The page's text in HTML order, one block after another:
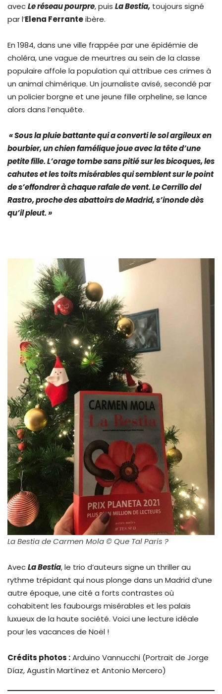
avecLe réseau pourpre, puis La Bestia, toujours signé
par l’Elena Ferranteibère.
En 1984, dans une ville frappée par une épidémie de
choléra, une vague de meurtres au sein de la classe
populaire affole la population qui attribue ces crimes à
un animal chimérique. Un journaliste avisé, secondé par
un policier borgne et une jeune fille orpheline, se lance
alors dans l’enquête.
«Sous la pluie battante qui a converti le sol argileux en
bourbier, un chien famélique joue avec la tête d’une
petite fille. L’orage tombe sans pitié sur les bicoques, les
cahutes et les toits misérables qui semblent sur le point
de s’effondrer à chaque rafale de vent. Le Cerrillo del
Rastro, proche des abattoirs de Madrid, s’inonde dès
qu’il pleut. »
La Bestia de Carmen Mola © Que Tal Paris ?
AvecLa Bestia, le trio d’auteurs signe un thriller au
rythme trépidant qui nous plonge dans un Madrid d’une
autre époque, une cité a forts contrastes où
cohabitent les faubourgs misérables et les palais
luxueux de la haute société. Voici une lecture idéale
pour les vacances de Noël !
Crédits photos :Arduino Vannucchi (Portrait de Jorge
Díaz, Agustín Martínez et Antonio Mercero)